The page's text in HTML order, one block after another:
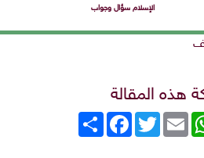
الإسلام سؤال وجواب
هذه المقالة
انشر
FacebookTwitterEmail